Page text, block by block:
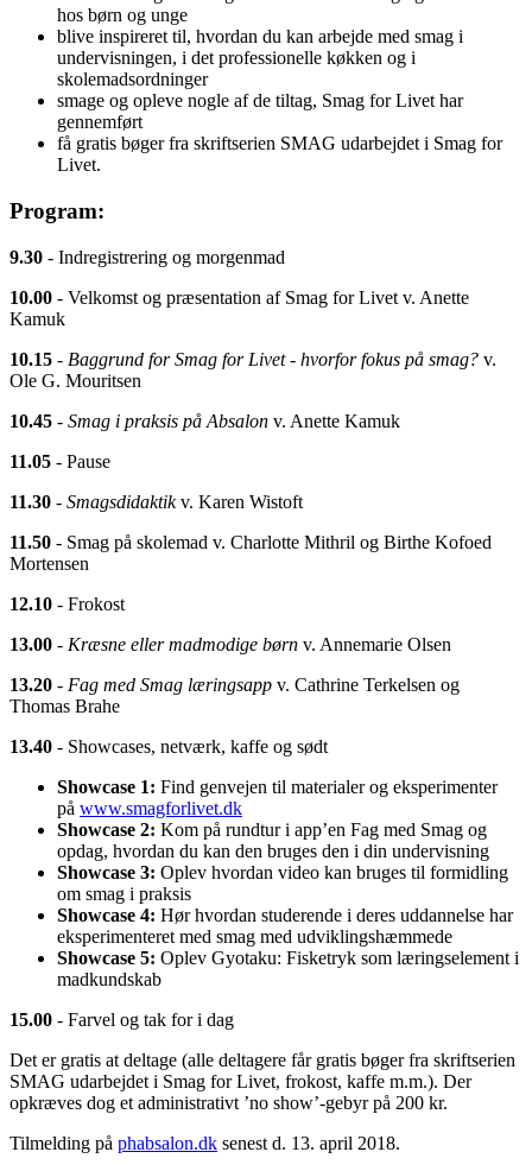
hos børn og unge
blive inspireret til, hvordan du kan arbejde med smag i
undervisningen, i det professionelle køkken og i
skolemadsordninger
smage og opleve nogle af de tiltag, Smag for Livet har
gennemført
få gratis bøger fra skriftserien SMAG udarbejdet i Smag for
Livet.
Program:
9.30 - Indregistrering og morgenmad
10.00 - Velkomst og præsentation af Smag for Livet v. Anette
Kamuk
10.15 - Baggrund for Smag for Livet - hvorfor fokus på smag? v.
Ole G. Mouritsen
10.45 - Smag i praksis på Absalon v. Anette Kamuk
11.05 - Pause
11.30 - Smagsdidaktikv. Karen Wistoft
11.50 - Smag på skolemad v. Charlotte Mithril og Birthe Kofoed
Mortensen
12.10 - Frokost
13.00 - Kræsne eller madmodige børn v. Annemarie Olsen
13.20 - Fag med Smag læringsapp v. Cathrine Terkelsen og
Thomas Brahe
13.40 - Showcases, netværk, kaffe og sødt
Showcase 1: Find genvejen til materialer og eksperimenter
på www.smagforlivet.dk
Showcase 2: Kom på rundtur i app’en Fag med Smag og
opdag, hvordan du kan den bruges den i din undervisning
Showcase 3: Oplev hvordan video kan bruges til formidling
om smag i praksis
Showcase 4: Hør hvordan studerende i deres uddannelse har
eksperimenteret med smag med udviklingshæmmede
Showcase 5: Oplev Gyotaku: Fisketryk som læringselement i
madkundskab
15.00 - Farvel og tak for i dag
Det er gratis at deltage (alle deltagere får gratis bøger fra skriftserien
SMAG udarbejdet i Smag for Livet, frokost, kaffe m.m.). Der
opkræves dog et administrativt ’no show’-gebyr på 200 kr.
Tilmelding på phabsalon.dk senest d. 13. april 2018.